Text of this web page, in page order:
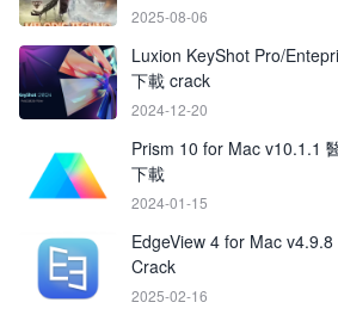
2025-08-06
Luxion KeyShot Pro/
下載 crack
2024-12-20
Prism 10 for Mac v10.1.1
下載
2024-01-15
EdgeView 4 for Mac
Crack
2025-02-16